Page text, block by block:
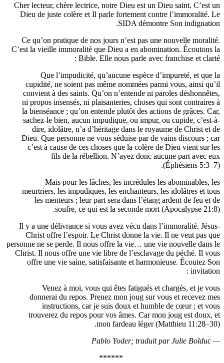
Cher lecteur, chère lectrice, notre Dieu est un Dieu
Dieu de juste colère et Il parle fortement contre
SIDA démontre Son
Ce qu’on pratique de nos jours n’est pas une
C’est la vieille immoralité que Dieu a en abomination.
Bible. Elle nous parle avec
Que l’impudicité, qu’aucune espèce
cupidité, ne soient pas même nommées parmi vous,
convient à des saints. Qu’on n’entende ni paroles
ni propos insensés, ni plaisanteries, choses qui sont
la bienséance ; qu’on entende plutôt des actions de
sachez-le bien, aucun impudique, ou impur, ou
dire, idolâtre, n’a d’héritage dans le royaume de
Dieu. Que personne ne vous séduise par de vains
c’est à cause de ces choses que la colère de Dieu
fils de la rébellion. N’ayez donc aucune
Mais pour les lâches, les incrédules les
meurtriers, les impudiques, les enchanteurs, les
les menteurs ; leur part sera dans l’étang ardent
soufre, ce qui est la seconde mort
Il y a une délivrance si vous avez vécu dans
Christ offre l’espoir. Le Christ donne la vie. Il ne
personne ne se perde. Il nous offre la vie… une vie
Christ. Il nous offre une vie libre de l’esclavage du
offre une vie saine, satisfaisante et harmonieuse.
Venez à moi, vous qui êtes fatigués et
donnerai du repos. Prenez mon joug sur vous et
instructions, car je suis doux et humble de
trouverez du repos pour vos âmes. Car mon joug
mon fardeau léger (Matthieu